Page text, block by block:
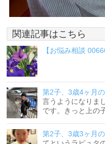
関連記事はこちら
【お悩み相談
第2子、3歳4ヶ月
言うようになりま
です。きっと上の
第2子、3歳3ヶ月